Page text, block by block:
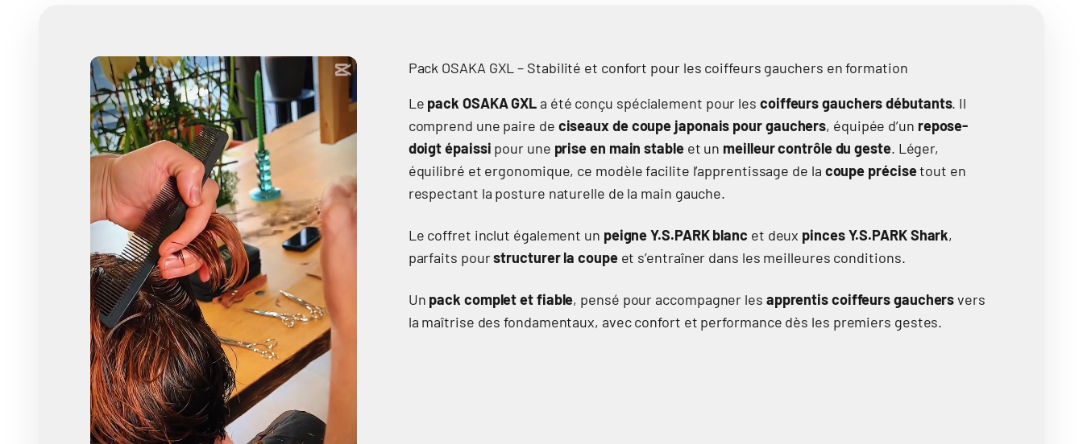
Pack OSAKA GXL – Stabilité et confort pour les coiffeurs gauchers en formation
Le pack OSAKA GXLa été conçu spécialement pour les coiffeurs gauchers débutants. Il
comprend une paire de ciseaux de coupe japonais pour gauchers, équipée d’un repose-
doigt épaissi pour une prise en main stableet un meilleur contrôle du geste. Léger,
équilibré et ergonomique, ce modèle facilite l’apprentissage de la coupe précisetout en
respectant la posture naturelle de la main gauche.
Le coffret inclut également un peigne Y.S.PARK blanc et deux pinces Y.S.PARK Shark,
parfaits pourstructurer la coupeet s’entraîner dans les meilleures conditions.
Un pack complet et fiable, pensé pour accompagner les apprentis coiffeurs gauchersvers
la maîtrise des fondamentaux, avec confort et performance dès les premiers gestes.